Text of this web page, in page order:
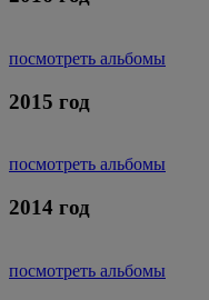
посмотреть альбомы
2015 год
посмотреть альбомы
2014 год
посмотреть альбомы